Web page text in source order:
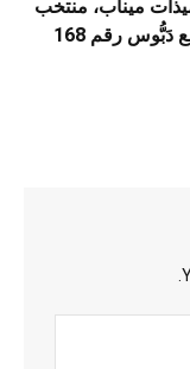
ميناب، منتخب
دَبُّوس رقم 168